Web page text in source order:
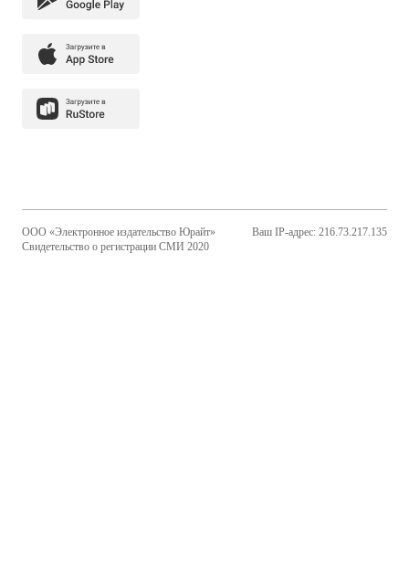
ООО «Электронное издательство Юрайт»
Свидетельство о регистрации СМИ 2020
Ваш IP-адрес: 216.73.217.135